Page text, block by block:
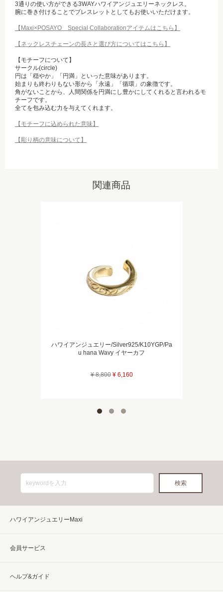
3通りの使い方ができる3WAYハワイアンジュエリーネックレス。
腕に巻き付けることでブレスレットとしてもお使いいただけます。
【Maxi×POSAYO Special Collaborationアイテムはこちら】
【ネックレスチェーンの長さと選び方についてはこちら】
【モチーフについて】
サークル(circle)
円は「穏やか」「円満」といった意味があります。
始まりも終わりもない形から「永遠」「循環」の象徴です。
角がないことから、人間関係を円満にし豊かにしてくれると言われるモ
チーフです。
全てを包み込む力を与えてくれます。
【モチーフに込められた意味】
【彫り柄の意味について】
関連商品
ハワイアンジュエリー/Silver925/K10YGP/Pa
u hana Wavy イヤーカフ
¥ 8,800 ¥ 6,160
ハワイアンジュエリーMaxi
会員サービス
ヘルプ&ガイド